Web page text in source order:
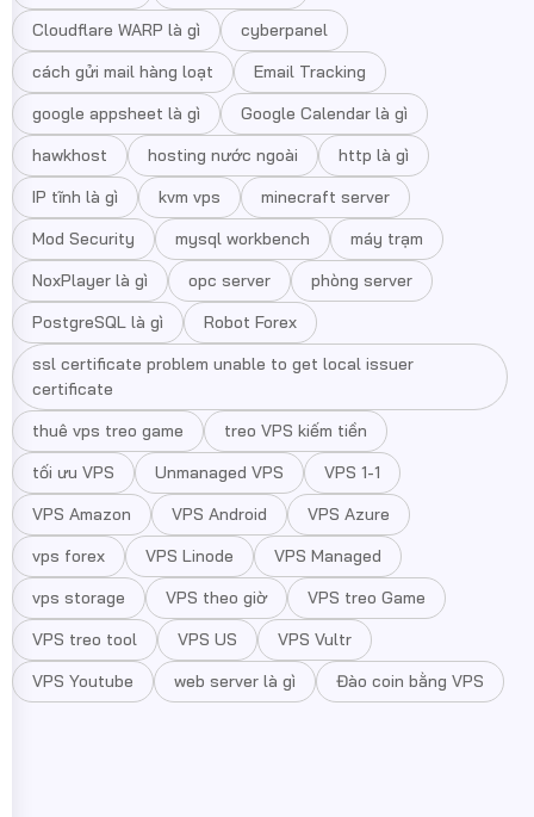
Cloudflare WARP là gì
cyberpanel
cách gửi mail hàng loạt
Email Tracking
google appsheet là gì
Google Calendar là gì
hawkhost
hosting nước ngoài
http là gì
IP tĩnh là gì
kvm vps
minecraft server
Mod Security
mysql workbench
máy trạm
NoxPlayer là gì
opc server
phòng server
PostgreSQL là gì
Robot Forex
ssl certificate problem unable to get local issuer
certificate
thuê vps treo game
treo VPS kiếm tiền
tối ưu VPS
Unmanaged VPS
VPS 1-1
VPS Amazon
VPS Android
VPS Azure
vps forex
VPS Linode
VPS Managed
vps storage
VPS theo giờ
VPS treo Game
VPS treo tool
VPS US
VPS Vultr
VPS Youtube
web server là gì Đào coin bằng VPS